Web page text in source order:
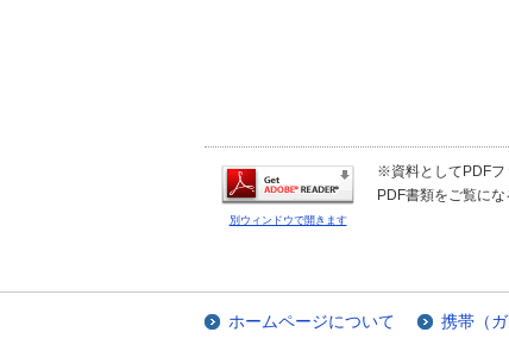
別ウィンドウで開きます
※資料としてPDFフ
PDF書類をご覧に
ホームページについて 携帯（